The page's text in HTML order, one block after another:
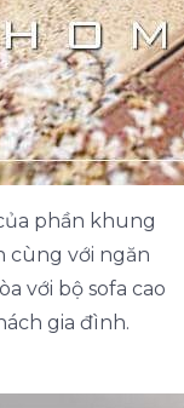
phần khung
cùng với ngăn
với bộ sofa cao
gia đình.